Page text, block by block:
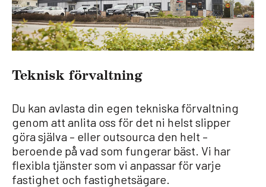
Tek­nisk för­valt­ning
Du kan avlasta din egen tekniska förvaltning
genom att anlita oss för det ni helst slipper
göra själva – eller outsourca den helt –
beroende på vad som fungerar bäst. Vi har
flexibla tjänster som vi anpassar för varje
fastighet och fastighetsägare.